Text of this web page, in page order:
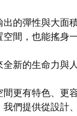
的彈性與大面
空間，也能搖身
新的生命力與人
間更有特色、更
我們提供從設計